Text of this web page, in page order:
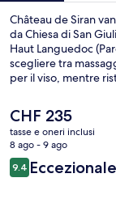
Château de Siran
da Chiesa di San
Haut Languedoc
scegliere tra
per il viso, mentre
dotazioni: una
Il
prezzo
attuale
è
CHF 235
CHF 235
tasse e oneri inclusi
8 ago - 9 ago
Recensioni
9.49.4 su 10
Eccezionale